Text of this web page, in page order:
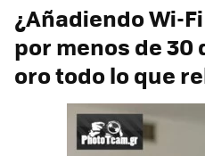
¿Añadiendo Wi-
por menos de 30
oro todo lo que